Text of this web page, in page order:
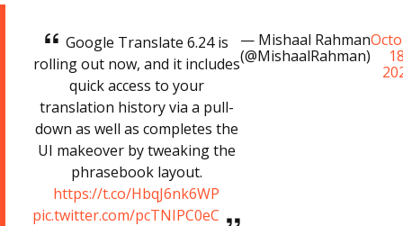
Google Translate 6.24 is
rolling out now, and it includes
quick access to your
translation history via a pull-
down as well as completes the
UI makeover by tweaking the
phrasebook layout.
https://t.co/HbqJ6nk6WP
pic.twitter.com/pcTNIPC0eC
— Mishaal Rahman
(@MishaalRahman)